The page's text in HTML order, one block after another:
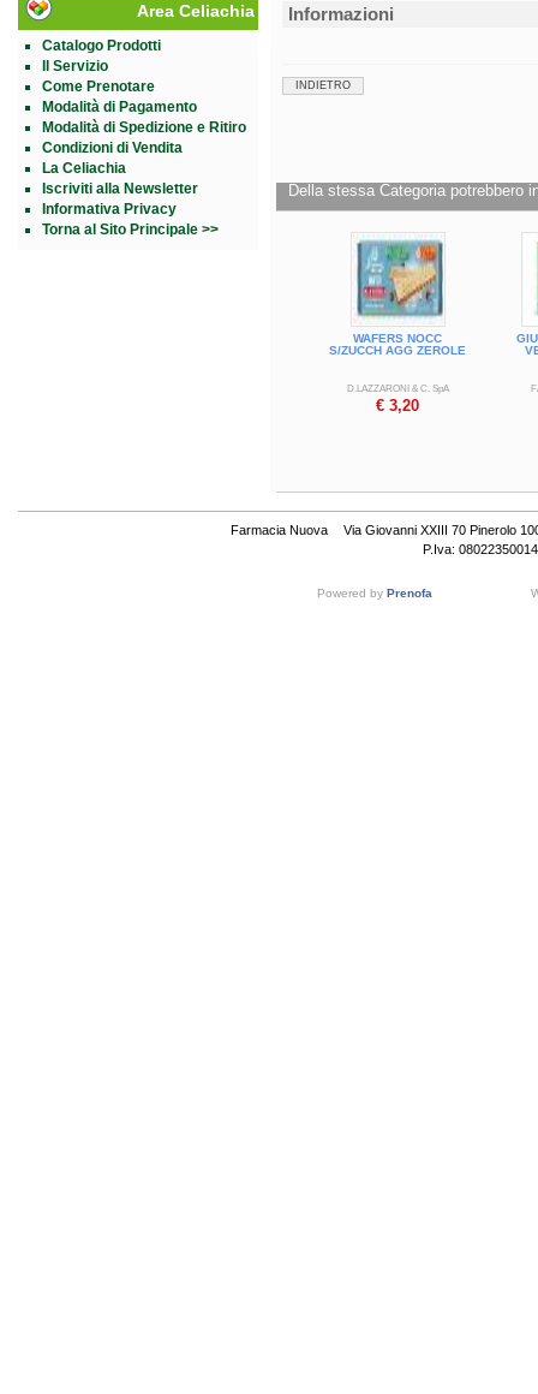
Area Celiachia
Catalogo Prodotti
Il Servizio
Come Prenotare
Modalità di Pagamento
Modalità di Spedizione e Ritiro
Condizioni di Vendita
La Celiachia
Iscriviti alla Newsletter
Informativa Privacy
Torna al Sito Principale >>
Informazioni
INDIETRO
Della stessa Categoria potrebbero
WAFERS NOCC
S/ZUCCH AGG ZEROLE
D.LAZZARONI & C. SpA
€ 3,20
Farmacia Nuova
Via Giovanni XXIII 70 Pinerolo
P.Iva: 08022350014
Powered by Prenofa